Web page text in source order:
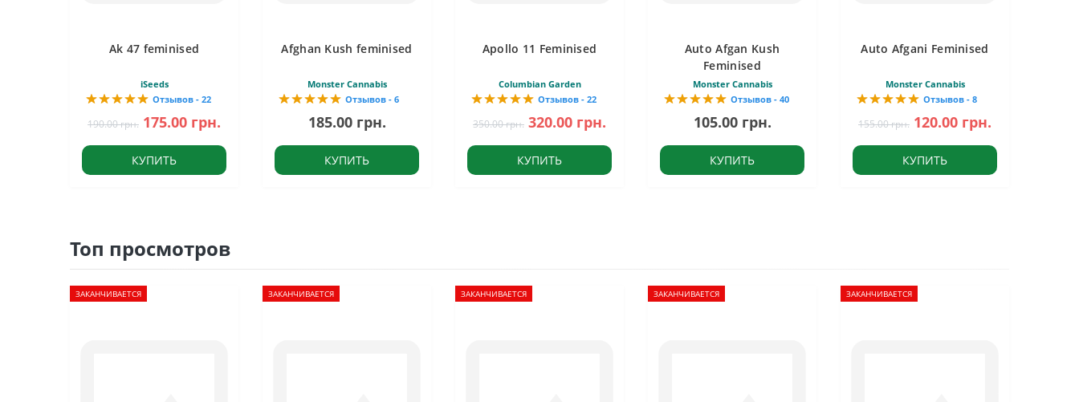
Ak 47 feminised
iSeeds
Отзывов - 22
190.00 грн. 175.00 грн.
КУПИТЬ
Afghan Kush feminised
Monster Cannabis
Отзывов - 6
185.00 грн.
КУПИТЬ
Apollo 11 Feminised
Columbian Garden
Отзывов - 22
350.00 грн. 320.00 грн.
КУПИТЬ
Auto Afgan Kush
Feminised
Monster Cannabis
Отзывов - 40
105.00 грн.
КУПИТЬ
Auto Afgani Feminised
Monster Cannabis
Отзывов - 8
155.00 грн. 120.00 грн.
КУПИТЬ
Топ просмотров
ЗАКАНЧИВАЕТСЯ ЗАКАНЧИВАЕТСЯ ЗАКАНЧИВАЕТСЯ ЗАКАНЧИВАЕТСЯ ЗАКАНЧИВАЕТСЯ